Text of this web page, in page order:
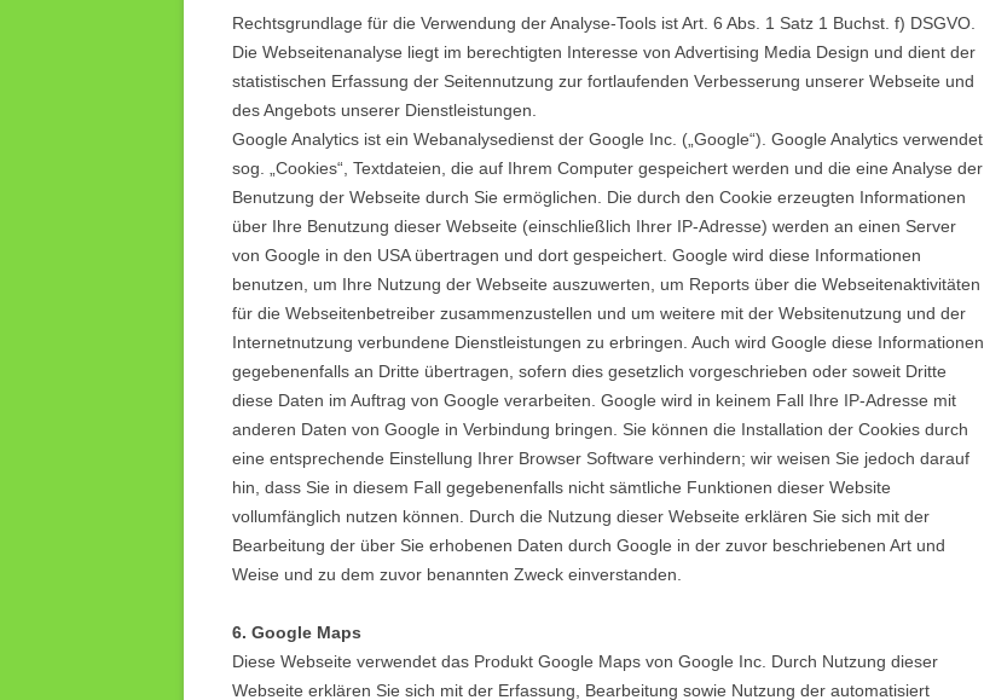
Rechtsgrundlage für die Verwendung der Analyse-Tools ist Art. 6 Abs. 1 Satz 1 Buchst. f) DSGVO.
Die Webseitenanalyse liegt im berechtigten Interesse von Advertising Media Design und dient der
statistischen Erfassung der Seitennutzung zur fortlaufenden Verbesserung unserer Webseite und
des Angebots unserer Dienstleistungen.
Google Analytics ist ein Webanalysedienst der Google Inc. („Google“). Google Analytics verwendet
sog. „Cookies“, Textdateien, die auf Ihrem Computer gespeichert werden und die eine Analyse der
Benutzung der Webseite durch Sie ermöglichen. Die durch den Cookie erzeugten Informationen
über Ihre Benutzung dieser Webseite (einschließlich Ihrer IP-Adresse) werden an einen Server
von Google in den USA übertragen und dort gespeichert. Google wird diese Informationen
benutzen, um Ihre Nutzung der Webseite auszuwerten, um Reports über die Webseitenaktivitäten
für die Webseitenbetreiber zusammenzustellen und um weitere mit der Websitenutzung und der
Internetnutzung verbundene Dienstleistungen zu erbringen. Auch wird Google diese Informationen
gegebenenfalls an Dritte übertragen, sofern dies gesetzlich vorgeschrieben oder soweit Dritte
diese Daten im Auftrag von Google verarbeiten. Google wird in keinem Fall Ihre IP-Adresse mit
anderen Daten von Google in Verbindung bringen. Sie können die Installation der Cookies durch
eine entsprechende Einstellung Ihrer Browser Software verhindern; wir weisen Sie jedoch darauf
hin, dass Sie in diesem Fall gegebenenfalls nicht sämtliche Funktionen dieser Website
vollumfänglich nutzen können. Durch die Nutzung dieser Webseite erklären Sie sich mit der
Bearbeitung der über Sie erhobenen Daten durch Google in der zuvor beschriebenen Art und
Weise und zu dem zuvor benannten Zweck einverstanden.
6. Google Maps
Diese Webseite verwendet das Produkt Google Maps von Google Inc. Durch Nutzung dieser
Webseite erklären Sie sich mit der Erfassung, Bearbeitung sowie Nutzung der automatisiert